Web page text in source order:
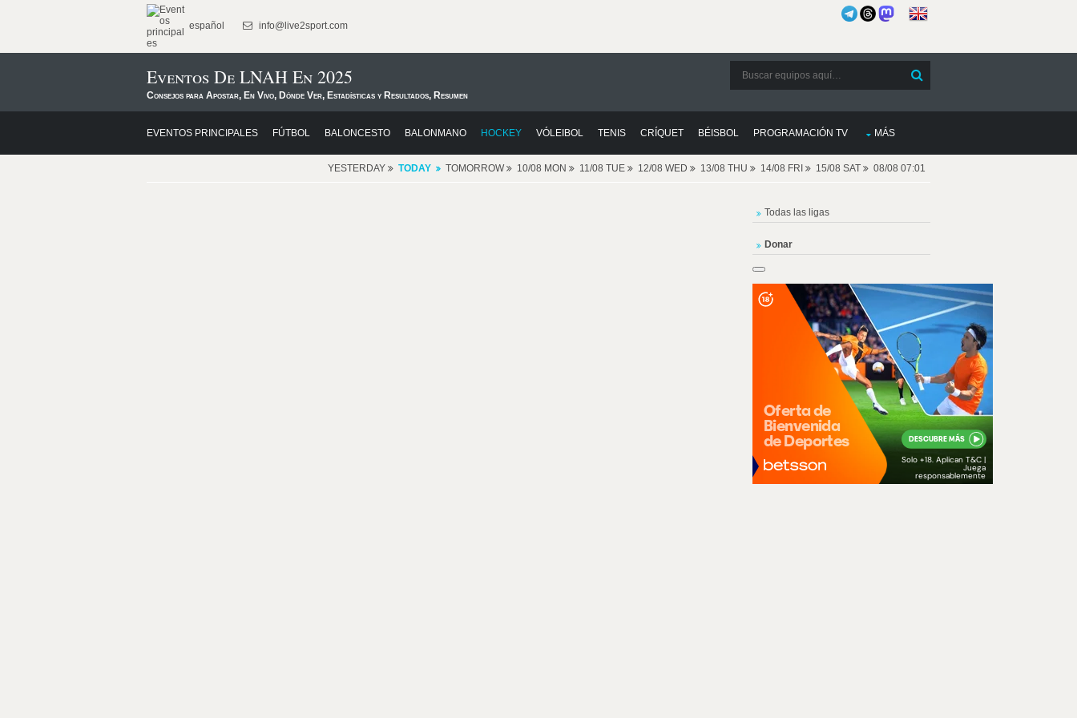
español info@live2sport.com
Eventos De LNAH En 2025
Consejos para Apostar, En Vivo, Dónde Ver, Estadísticas y Resultados, Resumen
EVENTOS PRINCIPALES FÚTBOL BALONCESTO BALONMANO HOCKEY VÓLEIBOL TENIS CRÍQUET BÉISBOL PROGRAMACIÓN TV MÁS
YESTERDAY TODAY TOMORROW 10/08 MON 11/08 TUE 12/08 WED 13/08 THU 14/08 FRI 15/08 SAT 08/08 07:01
Todas las ligas
Donar